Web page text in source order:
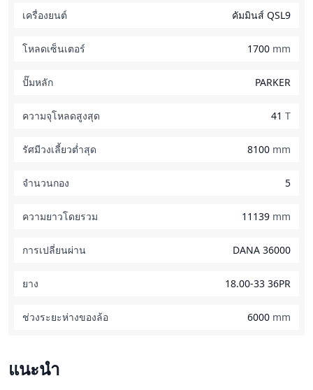
เครื่องยนต์ คัมมินส์ QSL9
โหลดเซ็นเตอร์ 1700 mm
ปั๊มหลัก PARKER
ความจุโหลดสูงสุด 41 T
รัศมีวงเลี้ยวต่ำสุด 8100 mm
จำนวนกอง 5
ความยาวโดยรวม 11139 mm
การเปลี่ยนผ่าน DANA 36000
ยาง 18.00-33 36PR
ช่วงระยะห่างของล้อ 6000 mm
แนะนำ